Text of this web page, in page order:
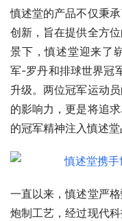
慎述堂的产品不仅秉
创新，旨在提供全方
景下，慎述堂迎来了
军-罗丹和排球世界冠
升级。两位冠军运动
的影响力，更是将追
的冠军精神注入慎述堂
一直以来，慎述堂严
炮制工艺，经过现代